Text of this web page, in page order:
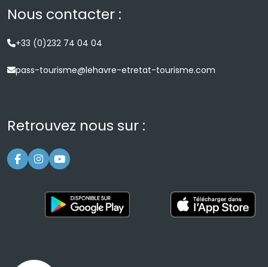
Nous contacter :
+33 (0)232 74 04 04
pass-tourisme@lehavre-etretat-tourisme.com
Retrouvez nous sur :